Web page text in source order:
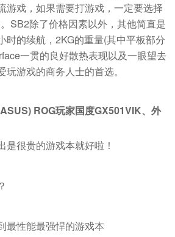
游戏，如果需要打游戏，一定要选择
SB2除了价格因素以外，其他简直是
时的续航，2KG的重量(其中平板部分
一贯的良好散热表现以及一眼望去
游戏的商务人士的首选。
ROG玩家国度GX501VIK、外
是很贵的游戏本就好啦！